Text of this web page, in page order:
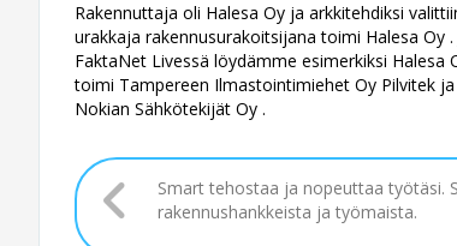
Rakennuttaja oli Halesa Oy ja arkkitehdiksi
urakkaja rakennusurakoitsijana toimi Halesa
FaktaNet Livessä löydämme esimerkiksi
toimi Tampereen Ilmastointimiehet Oy Pilvitek
Nokian Sähkötekijät Oy .
Smart tehostaa ja nopeuttaa työtäsi.
rakennushankkeista ja työmaista.